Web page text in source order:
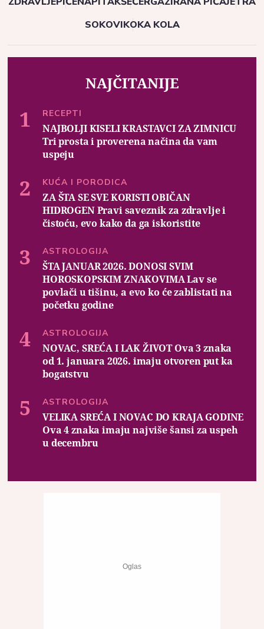
SOKOVIKOKA KOLA
NAJČITANIJE
RECEPTI
NAJBOLJI KISELI KRASTAVCI ZA ZIMNICU
Tri prosta i proverena načina da vam
uspeju
KUĆA I PORODICA
ZA ŠTA SE SVE KORISTI OBIČAN
HIDROGEN Pravi saveznik za zdravlje i
čistoću, evo kako da ga iskoristite
ASTROLOGIJA
ŠTA JANUAR 2026. DONOSI SVIM
HOROSKOPSKIM ZNAKOVIMA Lav se
povlači u tišinu, a evo ko će zablistati na
početku godine
ASTROLOGIJA
NOVAC, SREĆA I LAK ŽIVOT Ova 3 znaka
od 1. januara 2026. imaju otvoren put ka
bogatstvu
ASTROLOGIJA
VELIKA SREĆA I NOVAC DO KRAJA GODINE
Ova 4 znaka imaju najviše šansi za uspeh
u decembru